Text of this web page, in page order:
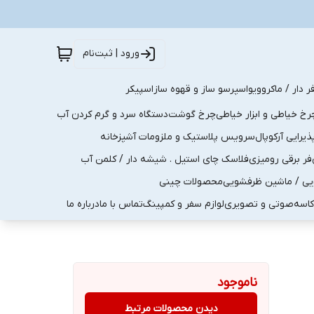
ورود | ثبت‌نام
دار / ماکروویواسپرسو ساز و قهوه سازاسپیکر
خیاطی و ابزار خیاطیچرخ گوشتدستگاه سرد و گرم کردن آب
آرکوپالسرویس پلاستیک و ملزومات آشپزخانه
فر برقی رومیزیفلاسک چای استیل . شیشه دار / کلمن آب
/ ماشین ظرفشوییمحصولات چینی
صوتی و تصویریلوازم سفر و کمپینگتماس با مادرباره ما
ناموجود
دیدن محصولات مرتبط